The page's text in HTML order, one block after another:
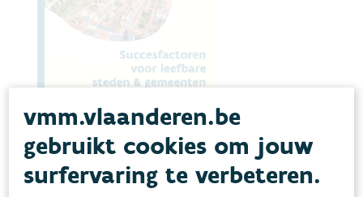
Succesfactoren voor leefbare
steden en gemeenten
vmm.vlaanderen.be
gebruikt cookies om jouw
surfervaring te verbeteren.